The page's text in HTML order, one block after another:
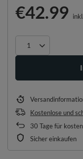
€42.99
Kostenlose und
30 Tage für
Sicher einkaufen